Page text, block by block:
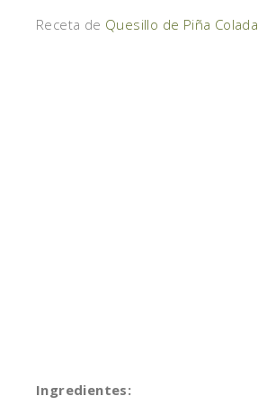
Receta de Quesillo de Piña Colada
Ingredientes: